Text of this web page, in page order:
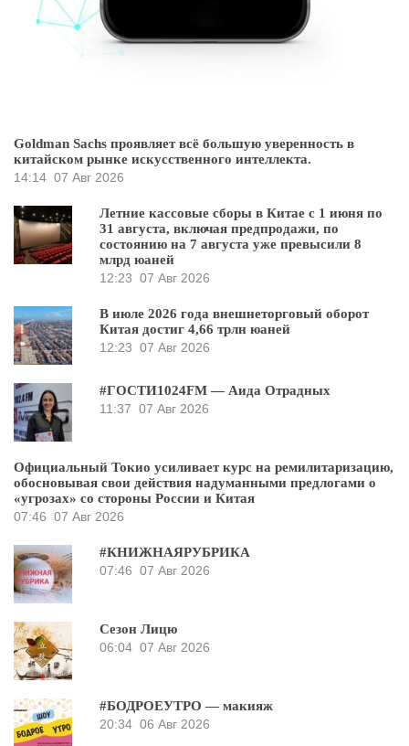
Goldman Sachs проявляет всё большую уверенность в
китайском рынке искусственного интеллекта.
14:14 07 Авг 2026
Летние кассовые сборы в Китае с 1 июня по
31 августа, включая предпродажи, по
состоянию на 7 августа уже превысили 8
млрд юаней
12:23 07 Авг 2026
В июле 2026 года внешнеторговый оборот
Китая достиг 4,66 трлн юаней
12:23 07 Авг 2026
#ГОСТИ1024FM — Аида Отрадных
11:37 07 Авг 2026
Официальный Токио усиливает курс на ремилитаризацию,
обосновывая свои действия надуманными предлогами о
«угрозах» со стороны России и Китая
07:46 07 Авг 2026
#КНИЖНАЯРУБРИКА
07:46 07 Авг 2026
Сезон Лицю
06:04 07 Авг 2026
#БОДРОЕУТРО — макияж
20:34 06 Авг 2026